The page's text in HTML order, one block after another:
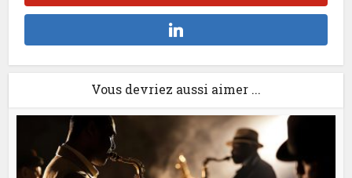
Vous devriez aussi aimer ...